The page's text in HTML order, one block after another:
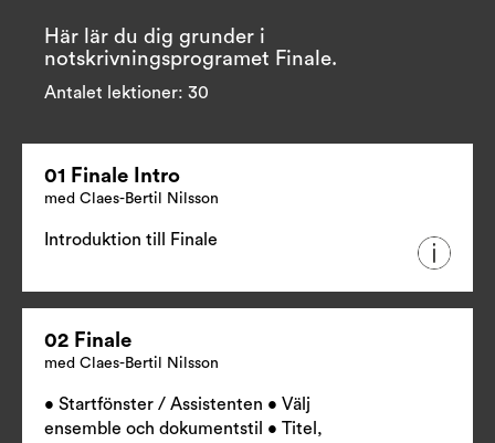
Här lär du dig grunder i
notskrivningsprogramet Finale.
Antalet lektioner: 30
01 Finale Intro
med Claes-Bertil Nilsson
Introduktion till Finale
02 Finale
med Claes-Bertil Nilsson
• Startfönster / Assistenten • Välj
ensemble och dokumentstil • Titel,